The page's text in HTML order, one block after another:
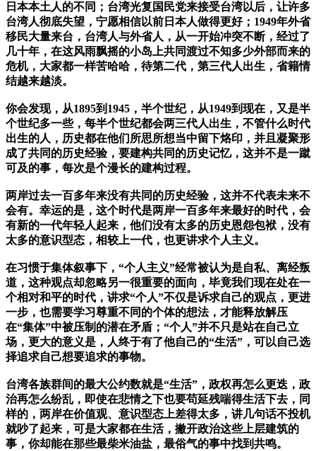
日本本土人的不同；台湾光复国民党来接受台湾以后，让许多
台湾人彻底失望，宁愿相信以前日本人做得更好；1949年外省
移民大量来台，台湾人与外省人，从一开始冲突不断，经过了
几十年，在这风雨飘摇的小岛上共同渡过不知多少外部而来的
危机，大家都一样苦哈哈，待第二代，第三代人出生，省籍情
结越来越淡。
你会发现，从1895到1945，半个世纪，从1949到现在，又是半
个世纪多一些，每半个世纪都会两三代人出生，不管什么时代
出生的人，历史都在他们所思所想当中留下烙印，并且凝聚形
成了共同的历史经验，要建构共同的历史记忆，这并不是一蹴
可及的事，每次是个漫长的建构过程。
两岸过去一百多年来没有共同的历史经验，这并不代表未来不
会有。幸运的是，这个时代是两岸一百多年来最好的时代，会
有新的一代年轻人起来，他们没有太多的历史恩怨包袱，没有
太多的意识型态，相较上一代，也更讲求个人主义。
在习惯于集体叙事下，“个人主义”经常被认为是自私、离经叛
道，这种观点却忽略另一很重要的面向，毕竟我们现在处在一
个相对和平的时代，讲求“个人”不仅是诉求自己的观点，更进
一步，也需要学习尊重不同的个体的想法，才能释放解压
在“集体”中被压制的潜在矛盾；“个人”并不只是站在自己立
场，更大的意义是，人终于有了他自己的“生活”，可以自己选
择追求自己想要追求的事物。
台湾各族群间的最大公约数就是“生活”，政权再怎么更迭，政
治再怎么纷乱，即使在悲情之下也要苟延残喘得生活下去，同
样的，两岸在价值观、意识型态上差得太多，讲几句话不投机
就吵了起来，可是大家都在生活，撇开政治这些上层建筑的
事，你却能在那些最柴米油盐，最俗气的事中找到共鸣。